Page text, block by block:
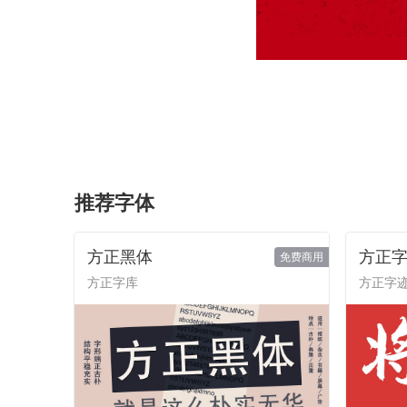
推荐字体
方正黑体
方正字库
免费商用 方正
方正字